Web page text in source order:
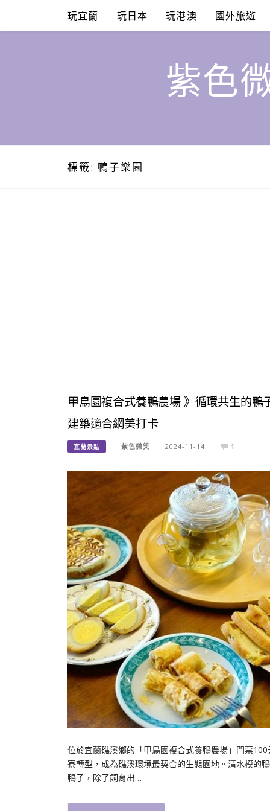
content
玩宜蘭 玩日本 玩港澳 國外旅遊
紫色
標籤: 鴨子樂園
甲鳥園複合式養鴨農場 》循環共生的
建築適合網美打卡
宜蘭景點 紫色微笑 2024-11-14 1
位於宜蘭礁溪鄉的「甲鳥園複合式養鴨農場」門票
寮轉型，成為礁溪環境最契合的生態園地。清水模的
鴨子，除了飼育出…